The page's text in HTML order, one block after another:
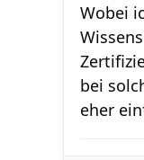
Wobei
bei
eher